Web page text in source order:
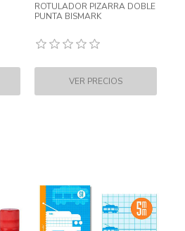
ROTULADOR PIZARRA DOBLE
PUNTA BISMARK